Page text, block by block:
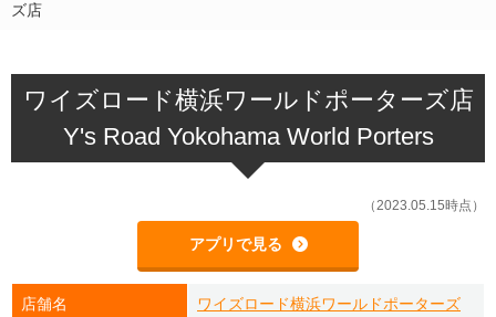
ズ店
ワイズロード横浜ワールドポーターズ店
Y's Road Yokohama World Porters
（2023.05.15時点）
アプリで見る
店舗名
ワイズロード横浜ワールドポーターズ